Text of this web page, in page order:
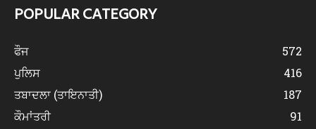
POPULAR CATEGORY
ਫੌਜ
572
ਪੁਲਿਸ
416
ਤਬਾਦਲਾ (ਤਾਇਨਾਤੀ)
187
ਕੌਮਾਂਤਰੀ
91